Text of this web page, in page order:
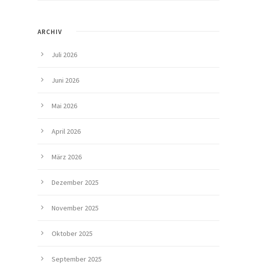
ARCHIV
Juli 2026
Juni 2026
Mai 2026
April 2026
März 2026
Dezember 2025
November 2025
Oktober 2025
September 2025